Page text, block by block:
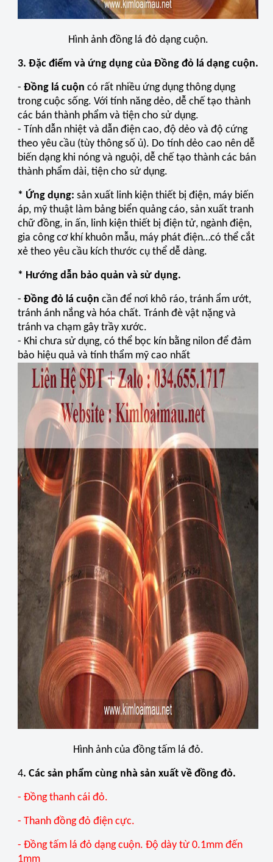
Hình ảnh đồng lá đỏ dạng cuộn.
3. Đặc điểm và ứng dụng của Đồng đỏ lá dạng cuộn.
- Đồng lá cuộn có rất nhiều ứng dụng thông dụng
trong cuộc sống. Với tính năng dẻo, dễ chế tạo thành
các bán thành phẩm và tiện cho sử dụng.
- Tính dẫn nhiệt và dẫn điện cao, độ dẻo và độ cứng
theo yêu cầu (tùy thông số ủ). Do tính dẻo cao nên dễ
biến dạng khi nóng và nguội, dễ chế tạo thành các bán
thành phẩm dài, tiện cho sử dụng.
* Ứng dụng: sản xuất linh kiện thiết bị điện, máy biến
áp, mỹ thuật làm bảng biển quảng cáo, sản xuất tranh
chữ đồng, in ấn, linh kiện thiết bị điện tử, ngành điện,
gia công cơ khí khuôn mẫu, máy phát điện…có thể cắt
xẻ theo yêu cầu kích thước cụ thể dễ dàng.
* Hướng dẫn bảo quản và sử dụng.
- Đồng đỏ lá cuộn cần để nơi khô ráo, tránh ẩm ướt,
tránh ánh nắng và hóa chất. Tránh đè vật nặng và
tránh va chạm gây trầy xước.
- Khi chưa sử dụng, có thể bọc kín bằng nilon để đảm
bảo hiệu quả và tính thẩm mỹ cao nhất
Hình ảnh của đồng tấm lá đỏ.
4. Các sản phẩm cùng nhà sản xuất về đồng đỏ.
- Đồng thanh cái đỏ.
- Thanh đồng đỏ điện cực.
- Đồng tấm lá đỏ dạng cuộn. Độ dày từ 0.1mm đến
1mm